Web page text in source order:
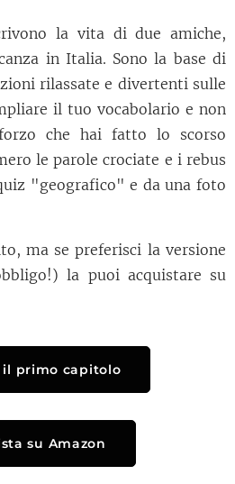
la vita di due amiche,
in Italia. Sono la base di
rilassate e divertenti sulle
il tuo vocabolario e non
che hai fatto lo scorso
le parole crociate e i rebus
"geografico" e da una foto
ma se preferisci la versione
la puoi acquistare su
il primo capitolo
su Amazon